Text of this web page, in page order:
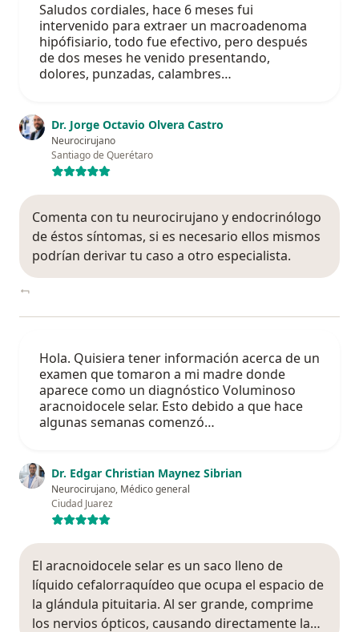
Saludos cordiales, hace 6 meses fui
intervenido para extraer un macroadenoma
hipófisiario, todo fue efectivo, pero después
de dos meses he venido presentando,
dolores, punzadas, calambres…
Dr. Jorge Octavio Olvera Castro
Neurocirujano
Santiago de Querétaro
Comenta con tu neurocirujano y endocrinólogo
de éstos síntomas, si es necesario ellos mismos
podrían derivar tu caso a otro especialista.
Hola. Quisiera tener información acerca de un
examen que tomaron a mi madre donde
aparece como un diagnóstico Voluminoso
aracnoidocele selar. Esto debido a que hace
algunas semanas comenzó…
Dr. Edgar Christian Maynez Sibrian
Neurocirujano, Médico general
Ciudad Juarez
El aracnoidocele selar es un saco lleno de
líquido cefalorraquídeo que ocupa el espacio de
la glándula pituitaria. Al ser grande, comprime
los nervios ópticos, causando directamente la…